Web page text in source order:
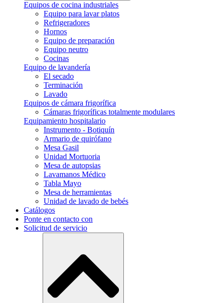
Equipos de cocina industriales
Equipo para lavar platos
Refrigeradores
Hornos
Equipo de preparación
Equipo neutro
Cocinas
Equipo de lavandería
El secado
Terminación
Lavado
Equipos de cámara frigorífica
Cámaras frigoríficas totalmente modulares
Equipamiento hospitalario
Instrumento - Botiquín
Armario de quirófano
Mesa Gasil
Unidad Mortuoria
Mesa de autopsias
Lavamanos Médico
Tabla Mayo
Mesa de herramientas
Unidad de lavado de bebés
Catálogos
Ponte en contacto con
Solicitud de servicio